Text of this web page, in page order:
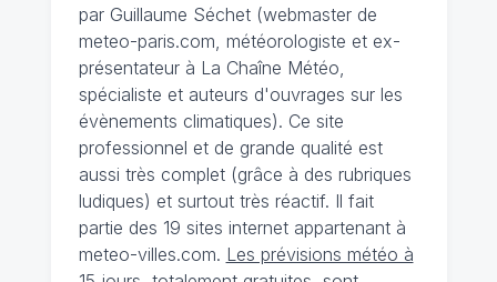
par Guillaume Séchet (webmaster de
meteo-paris.com, météorologiste et ex-
présentateur à La Chaîne Météo,
spécialiste et auteurs d'ouvrages sur les
évènements climatiques). Ce site
professionnel et de grande qualité est
aussi très complet (grâce à des rubriques
ludiques) et surtout très réactif. Il fait
partie des 19 sites internet appartenant à
meteo-villes.com. Les prévisions météo à